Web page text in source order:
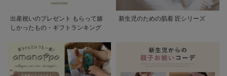
出産祝いのプレゼント もらって嬉
しかったもの・ギフトランキング
新生児のための肌着 匠シリーズ